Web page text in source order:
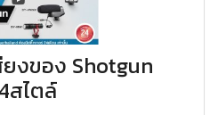
งของ Shotgun
สไตล์